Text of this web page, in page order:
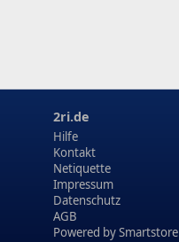
2ri.de
Hilfe
Kontakt
Netiquette
Impressum
Datenschutz
AGB
Powered bySmartstore